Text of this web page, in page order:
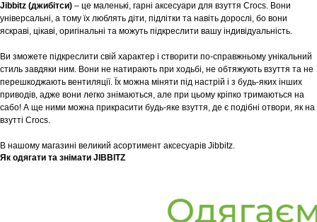
Jibbitz (джибітси) – це маленькі, гарні аксесуари для взуття Crocs. Вони
універсальні, а тому їх люблять діти, підлітки та навіть дорослі, бо вони
яскраві, цікаві, оригінальні та можуть підкреслити вашу індивідуальність.
Ви зможете підкреслити свій характер і створити по-справжньому унікальний
стиль завдяки ним. Вони не натирають при ходьбі, не обтяжують взуття та не
перешкоджають вентиляції. Їх можна міняти під настрій і з будь-яких інших
приводів, адже вони легко знімаються, але при цьому кріпко тримаються на
сабо! А ще ними можна прикрасити будь-яке взуття, де є подібні отвори, як на
взутті Crocs.
В нашому магазині великий асортимент аксесуарів Jibbitz.
Як одягати та знімати JIBBITZ